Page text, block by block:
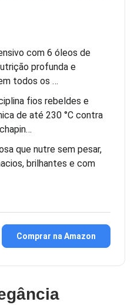
com 6 óleos de
profunda e
todos os …
fios rebeldes e
de até 230 °C contra
que nutre sem pesar,
brilhantes e com
Comprar na Amazon